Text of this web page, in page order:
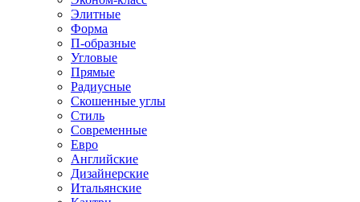
Элитные
Форма
П-образные
Угловые
Прямые
Радиусные
Скошенные углы
Стиль
Современные
Евро
Английские
Дизайнерские
Итальянские